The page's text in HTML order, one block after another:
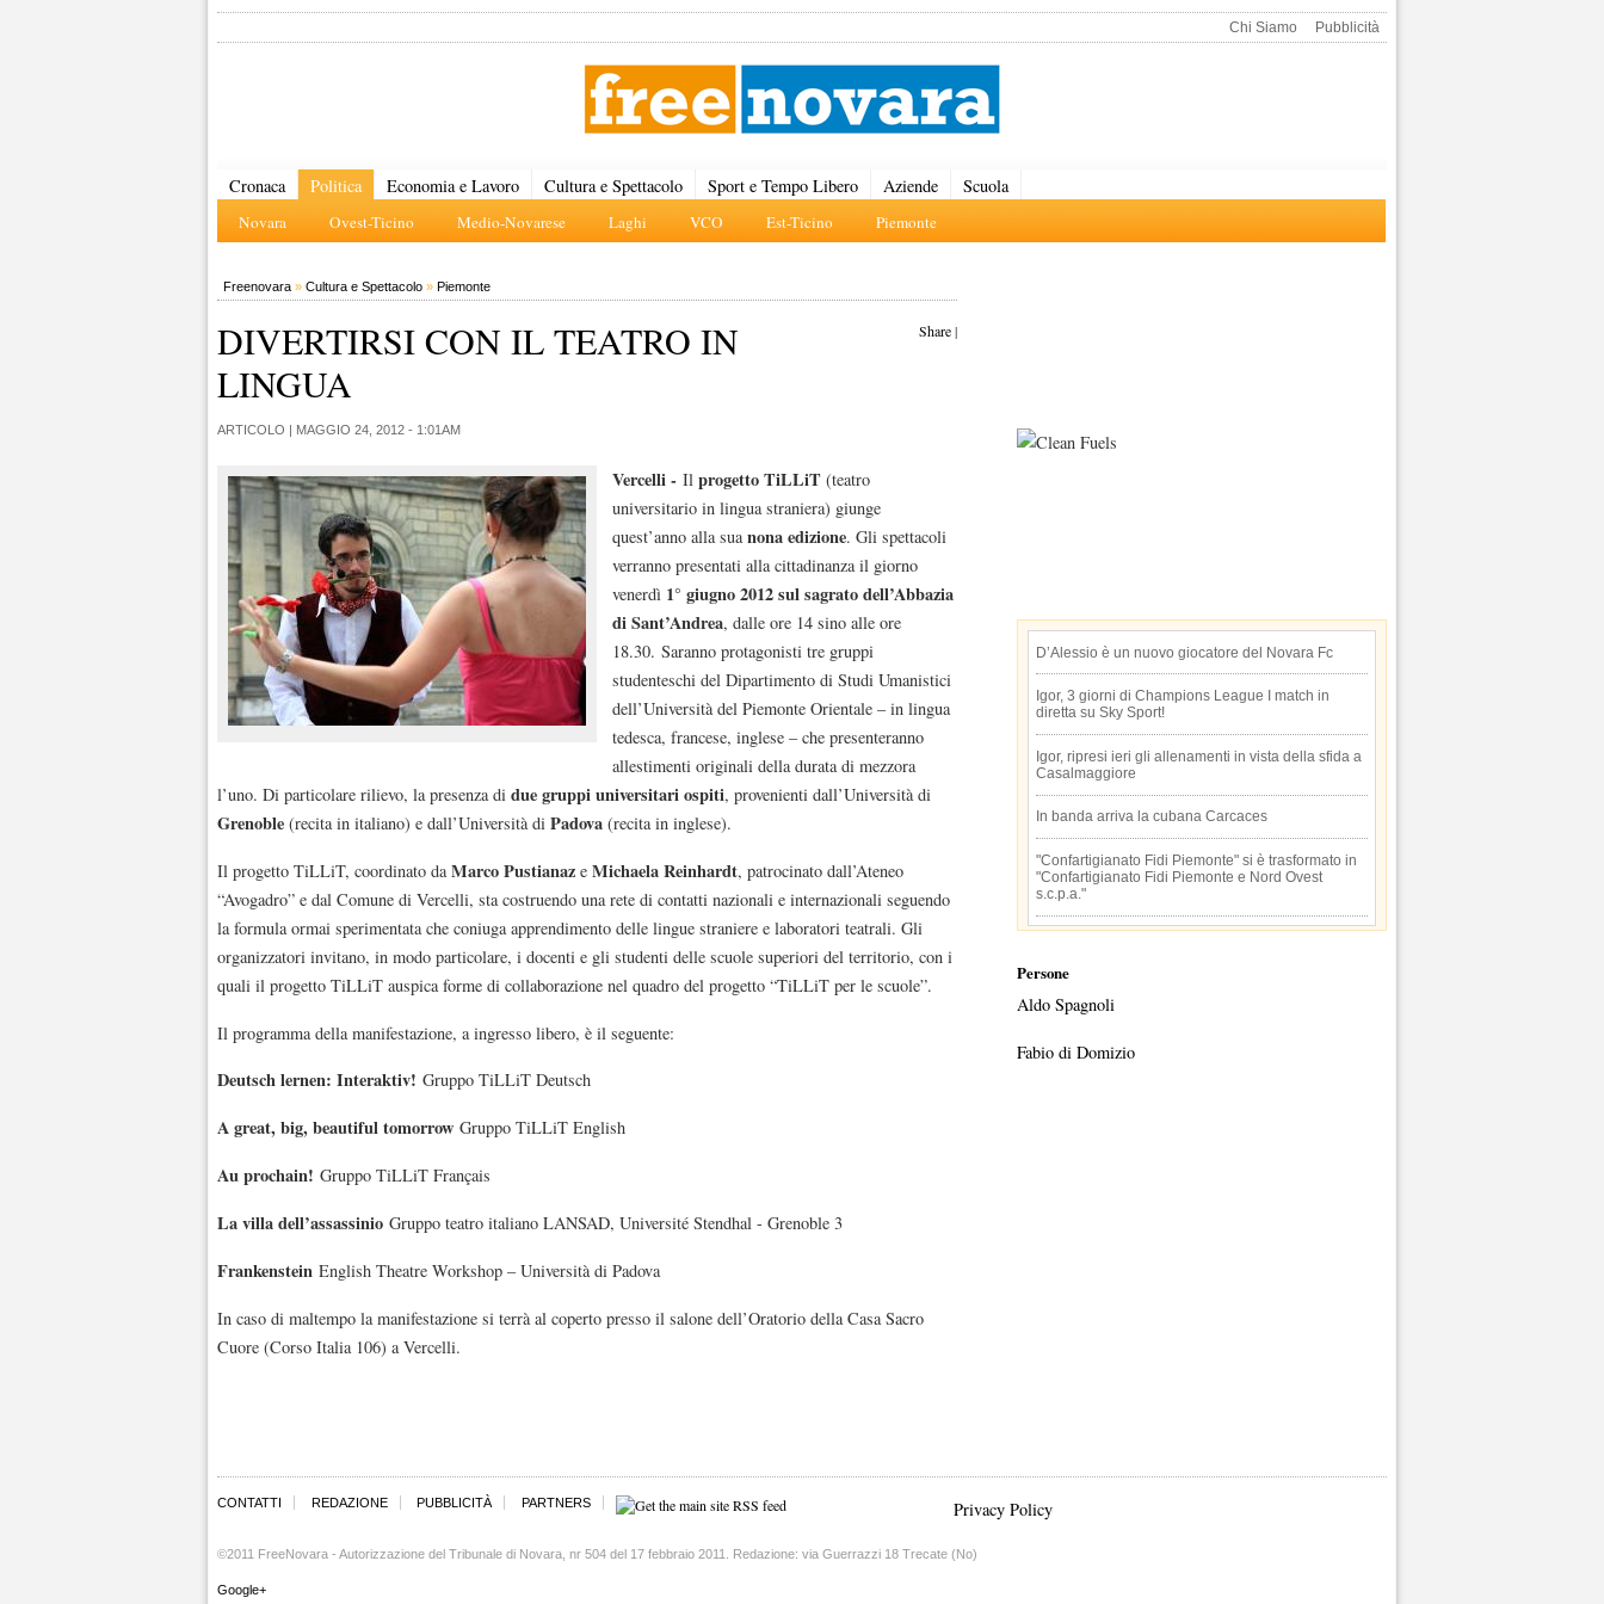
Chi Siamo Pubblicità
Cronaca Politica
Novara Ovest-Ticino Medio-Novarese Laghi VCO Est-Ticino Piemonte
Economia e Lavoro Cultura e Spettacolo Sport e Tempo Libero Aziende Scuola
Freenovara » Cultura e Spettacolo » Piemonte
Share|
DIVERTIRSI CON IL TEATRO IN
LINGUA
ARTICOLO | MAGGIO 24, 2012 - 1:01AM
Vercelli - Il progetto TiLLiT (teatro
universitario in lingua straniera) giunge
quest’anno alla suanona edizione. Gli spettacoli
verranno presentati alla cittadinanza il giorno
venerdì 1° giugno 2012 sul sagrato dell’Abbazia
di Sant’Andrea, dalle ore 14 sino alle ore
18.30. Saranno protagonisti tre gruppi
studenteschi del Dipartimento di Studi Umanistici
dell’Università del Piemonte Orientale – in lingua
tedesca, francese, inglese – che presenteranno
allestimenti originali della durata di mezzora
l’uno. Di particolare rilievo, la presenza di due gruppi universitari ospiti, provenienti dall’Università di
Grenoble (recita in italiano) e dall’Università di Padova (recita in inglese).
Il progetto TiLLiT, coordinato daMarco Pustianaz e Michaela Reinhardt, patrocinato dall’Ateneo
“Avogadro” e dal Comune di Vercelli, sta costruendo una rete di contatti nazionali e internazionali seguendo
la formula ormai sperimentata che coniuga apprendimento delle lingue straniere e laboratori teatrali. Gli
organizzatori invitano, in modo particolare, i docenti e gli studenti delle scuole superiori del territorio, con i
quali il progetto TiLLiT auspica forme di collaborazione nel quadro del progetto “TiLLiT per le scuole”.
Il programma della manifestazione, a ingresso libero, è il seguente:
Deutsch lernen: Interaktiv! Gruppo TiLLiT Deutsch
A great, big, beautiful tomorrow Gruppo TiLLiT English
Au prochain! Gruppo TiLLiT Français
La villa dell’assassinio Gruppo teatro italiano LANSAD, Université Stendhal - Grenoble 3
Frankenstein English Theatre Workshop – Università di Padova
In caso di maltempo la manifestazione si terrà al coperto presso il salone dell’Oratorio della Casa Sacro
Cuore (Corso Italia 106) a Vercelli.
D’Alessio è un nuovo giocatore del Novara Fc
Igor, 3 giorni di Champions League I match in
diretta su Sky Sport!
Igor, ripresi ieri gli allenamenti in vista della sfida a
Casalmaggiore
In banda arriva la cubana Carcaces
"Confartigianato Fidi Piemonte" si è trasformato in
"Confartigianato Fidi Piemonte e Nord Ovest
s.c.p.a."
Persone
Aldo Spagnoli
Fabio di Domizio
Privacy Policy
CONTATTI REDAZIONE PUBBLICITÀ PARTNERS
©2011 FreeNovara - Autorizzazione del Tribunale di Novara, nr 504 del 17 febbraio 2011. Redazione: via Guerrazzi 18 Trecate (No)
Google+